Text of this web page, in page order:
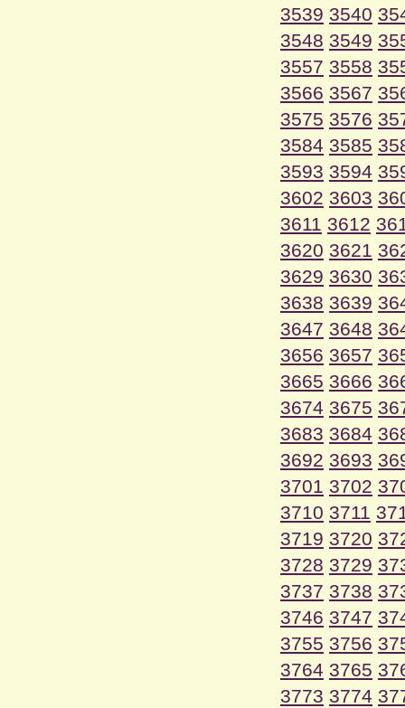
3539 3540
3548 3549
3557 3558
3566 3567
3575 3576
3584 3585
3593 3594
3602 3603
3611 3612
3620 3621
3629 3630
3638 3639
3647 3648
3656 3657
3665 3666
3674 3675
3683 3684
3692 3693
3701 3702
3710 3711
3719 3720
3728 3729
3737 3738
3746 3747
3755 3756
3764 3765
3773 3774